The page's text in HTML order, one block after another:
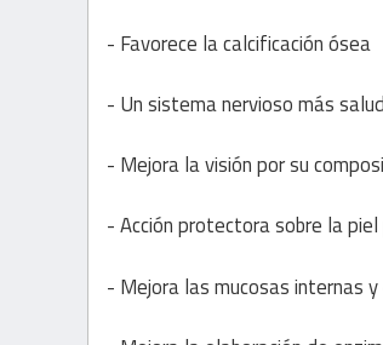
- Favorece la calcificación ósea
- Un sistema nervioso más
- Mejora la visión por su
- Acción protectora sobre la
- Mejora las mucosas internas